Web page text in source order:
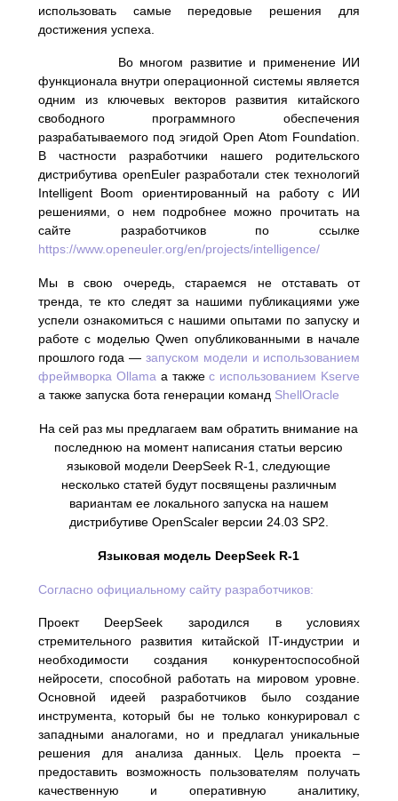
использовать самые передовые решения для
достижения успеха.
Во многом развитие и применение ИИ
функционала внутри операционной системы является
одним из ключевых векторов развития китайского
свободного программного обеспечения
разрабатываемого под эгидой Open Atom Foundation.
В частности разработчики нашего родительского
дистрибутива openEuler разработали стек технологий
Intelligent Boom ориентированный на работу с ИИ
решениями, о нем подробнее можно прочитать на
сайте разработчиков по ссылке
https://www.openeuler.org/en/projects/intelligence/
Мы в свою очередь, стараемся не отставать от
тренда, те кто следят за нашими публикациями уже
успели ознакомиться с нашими опытами по запуску и
работе с моделью Qwen опубликованными в начале
прошлого года — запуском модели и использованием
фреймворка Ollama а такжес использованием Kserve
а также запуска бота генерации команд ShellOracle
На сей раз мы предлагаем вам обратить внимание на
последнюю на момент написания статьи версию
языковой модели DeepSeek R-1, следующие
несколько статей будут посвящены различным
вариантам ее локального запуска на нашем
дистрибутиве OpenScaler версии 24.03 SP2.
Языковая модель DeepSeek R-1
Согласно официальному сайту разработчиков:
Проект DeepSeek зародился в условиях
стремительного развития китайской IT-индустрии и
необходимости создания конкурентоспособной
нейросети, способной работать на мировом уровне.
Основной идеей разработчиков было создание
инструмента, который бы не только конкурировал с
западными аналогами, но и предлагал уникальные
решения для анализа данных. Цель проекта –
предоставить возможность пользователям получать
качественную и оперативную аналитику,